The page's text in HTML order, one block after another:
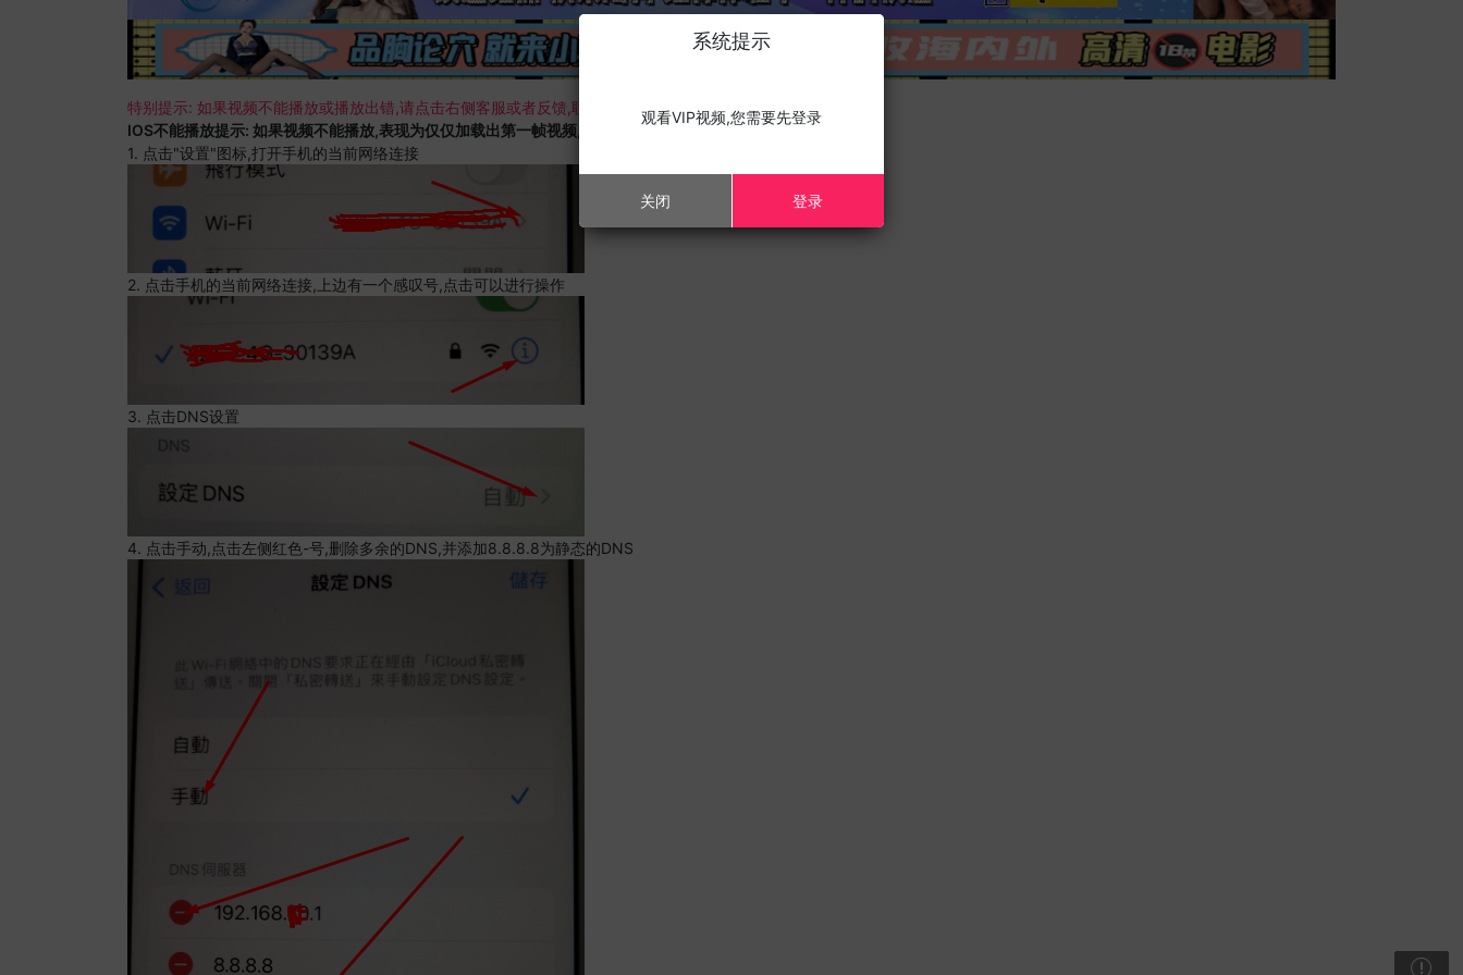
特别提示: 如果视频不能播放或播放出错,请点击右侧客服或者反馈,联系我们;
IOS不能播放提示: 如果视频不能播放,表现为仅仅加载出第一帧视频,且您的设备为苹果手机,请进行以下修改;
1. 点击"设置"图标,打开手机的当前网络连接
2. 点击手机的当前网络连接,上边有一个感叹号,点击可以进行操作
3. 点击DNS设置
4. 点击手动,点击左侧红色-号,删除多余的DNS,并添加8.8.8.8为静态的DNS
系统提示
观看VIP视频,您需要先登录
关闭 登录